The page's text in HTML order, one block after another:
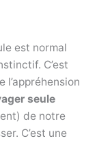
est normal
C’est
seule
de notre
C’est une